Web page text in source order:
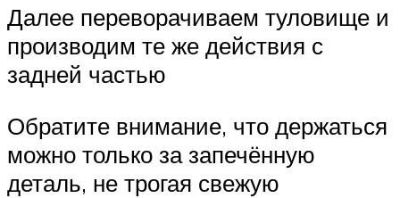
Далее переворачиваем туловище и
производим те же действия с
задней частью
Обратите внимание, что держаться
можно только за запечённую
деталь, не трогая свежую